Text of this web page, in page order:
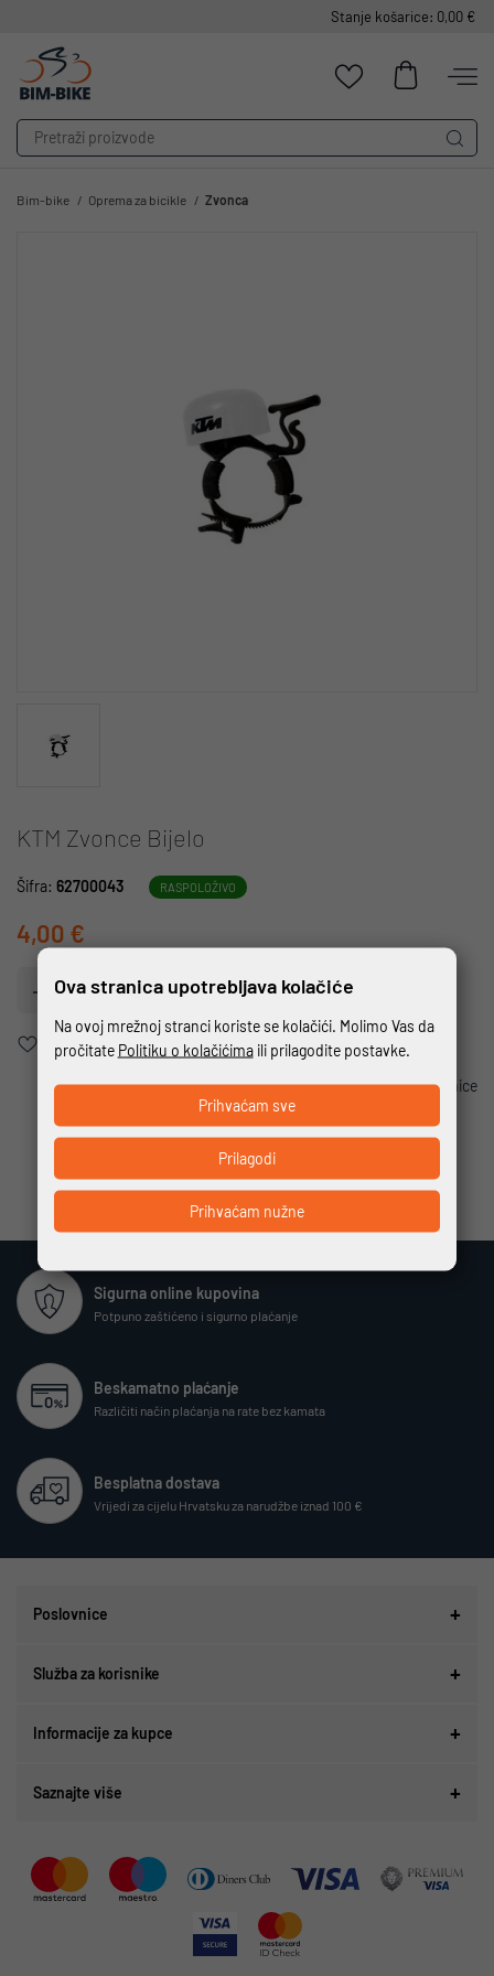
Stanje košarice: 0,00 €
Bim-bike Oprema za bicikle Zvonca
KTM Zvonce Bijelo
Šifra: 62700043 RASPOLOŽIVO
4,00 €
Dodajte u košaricu
Dodaj u favorite
Ispis stranice
Sigurna online kupovina
Potpuno zaštićeno i sigurno plaćanje
Beskamatno plaćanje
Različiti način plaćanja na rate bez kamata
Besplatna dostava
Vrijedi za cijelu Hrvatsku za narudžbe iznad 100 €
Poslovnice
Služba za korisnike
Informacije za kupce
Saznajte više
Ova stranica upotrebljava kolačiće
Na ovoj mrežnoj stranci koriste se kolačići. Molimo Vas da
pročitate Politiku o kolačićimaili prilagodite postavke.
Prihvaćam nužne
Prilagodi
Prihvaćam sve